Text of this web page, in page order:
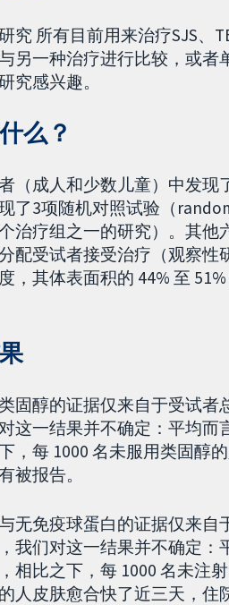
究 所有目前用来治疗SJS、
另一种治疗进行比较，或
究感兴趣。
么？
（成人和少数儿童）中发
了3项随机对照试验（
治疗组之一的研究）。其
配受试者接受治疗（观察
，其体表面积的 44% 至
固醇的证据仅来自于受试
这一结果并不确定：平均而
，每 1000 名未服用类固醇
被报告。
无免疫球蛋白的证据仅来
我们对这一结果并不确定：
相比之下，每 1000 名未注
人皮肤愈合快了近三天，住